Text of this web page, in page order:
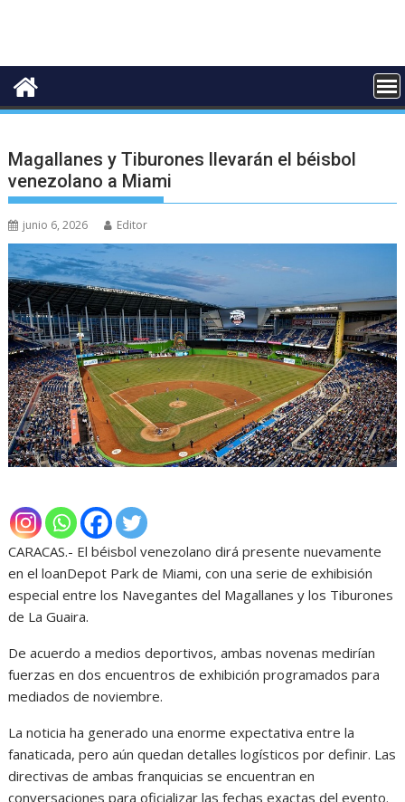
Magallanes y Tiburones llevarán el béisbol
venezolano a Miami
junio 6, 2026 Editor
CARACAS.- El béisbol venezolano dirá presente nuevamente
en el loanDepot Park de Miami, con una serie de exhibisión
especial entre los Navegantes del Magallanes y los Tiburones
de La Guaira.
De acuerdo a medios deportivos, ambas novenas medirían
fuerzas en dos encuentros de exhibición programados para
mediados de noviembre.
La noticia ha generado una enorme expectativa entre la
fanaticada, pero aún quedan detalles logísticos por definir. Las
directivas de ambas franquicias se encuentran en
conversaciones para oficializar las fechas exactas del evento.